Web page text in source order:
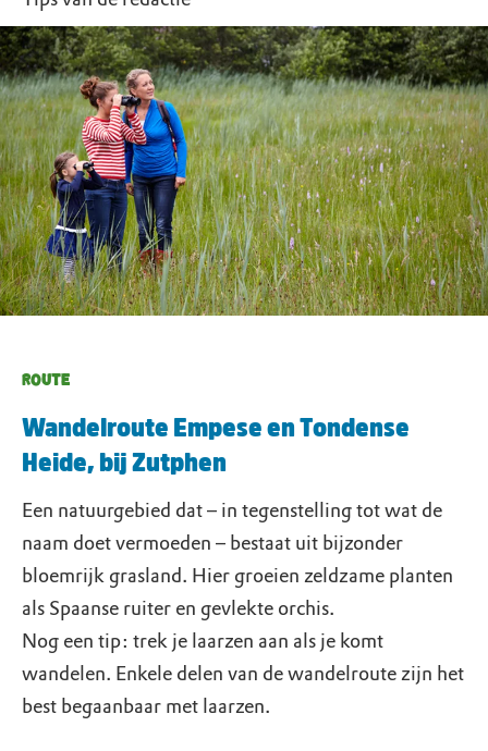
ROUTE
Wandelroute Empese en Tondense
Heide, bij Zutphen
Een natuurgebied dat – in tegenstelling tot wat de
naam doet vermoeden – bestaat uit bijzonder
bloemrijk grasland. Hier groeien zeldzame planten
als Spaanse ruiter en gevlekte orchis.
Nog een tip: trek je laarzen aan als je komt
wandelen. Enkele delen van de wandelroute zijn het
best begaanbaar met laarzen.